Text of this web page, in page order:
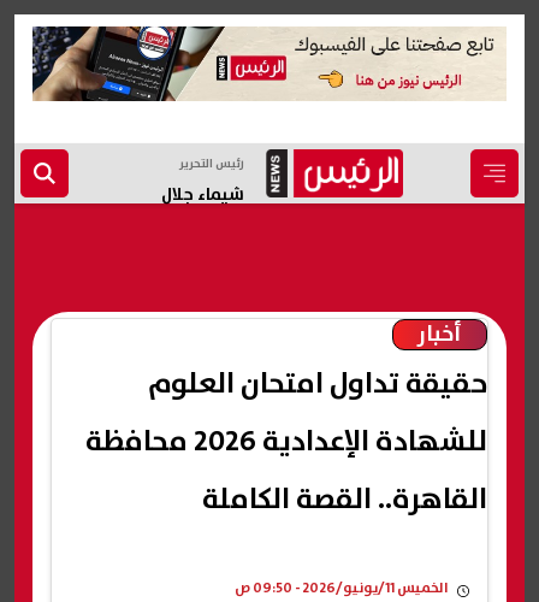
رئيس التحرير
شيماء جلال
أخبار
حقيقة تداول امتحان العلوم
للشهادة الإعدادية 2026 محافظة
القاهرة.. القصة الكاملة
الخميس 11/يونيو/2026 - 09:50 ص